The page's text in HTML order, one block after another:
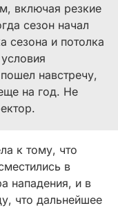
включая резкие
сезон начал
сезона и потолка
навстречу,
на год. Не
к тому, что
в
нападения, и в
что дальнейшее